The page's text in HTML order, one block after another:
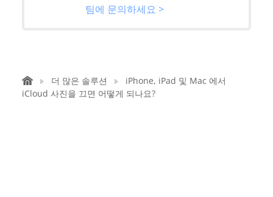
팀에 문의하세요 >
더 많은 솔루션
iPhone, iPad 및 Mac 에서
iCloud 사진을 끄면 어떻게 되나요?